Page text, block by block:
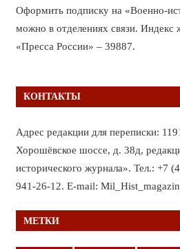
Оформить подписку на «Военно-
можно в отделениях связи. Индекс
«Пресса России» – 39887.
КОНТАКТЫ
Адрес редакции для переписки:
Хорошёвское шоссе, д. 38д,
исторического журнала». Тел.: +7
941-26-12. E-mail:
МЕТКИ